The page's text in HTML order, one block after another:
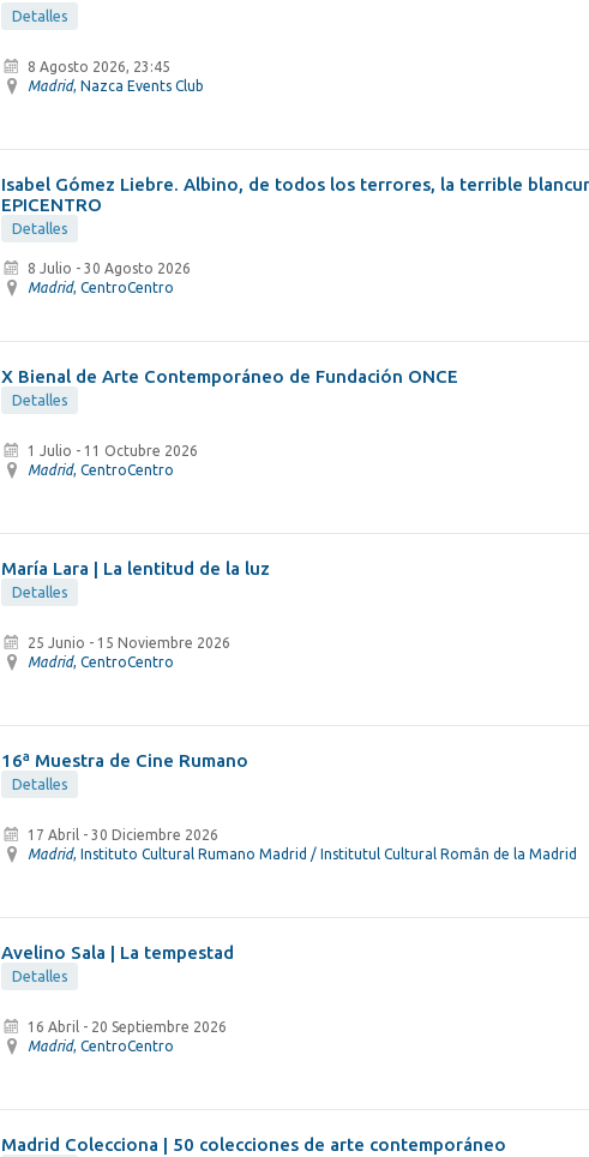
Detalles
8 Agosto 2026, 23:45
Madrid, Nazca Events Club
Isabel Gómez Liebre. Albino, de todos los terrores, la terrible
EPICENTRO
Detalles
8 Julio - 30 Agosto 2026
Madrid, CentroCentro
X Bienal de Arte Contemporáneo de Fundación ONCE
Detalles
1 Julio - 11 Octubre 2026
Madrid, CentroCentro
María Lara | La lentitud de la luz
Detalles
25 Junio - 15 Noviembre 2026
Madrid, CentroCentro
16ª Muestra de Cine Rumano
Detalles
17 Abril - 30 Diciembre 2026
Madrid, Instituto Cultural Rumano Madrid / Institutul Cultural Român de la Madrid
Avelino Sala | La tempestad
Detalles
16 Abril - 20 Septiembre 2026
Madrid, CentroCentro
Madrid Colecciona | 50 colecciones de arte contemporáneo